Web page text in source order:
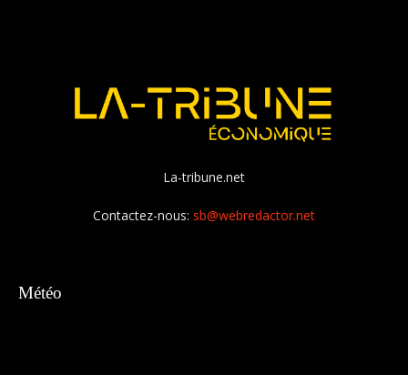
La-tribune.net
Contactez-nous: sb@webredactor.net
Météo